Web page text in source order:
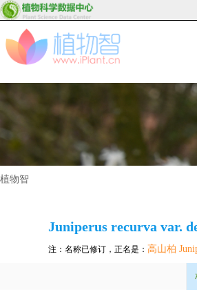
植物智
Juniperus recurva var.
注：名称已修订，正名是： 高山柏